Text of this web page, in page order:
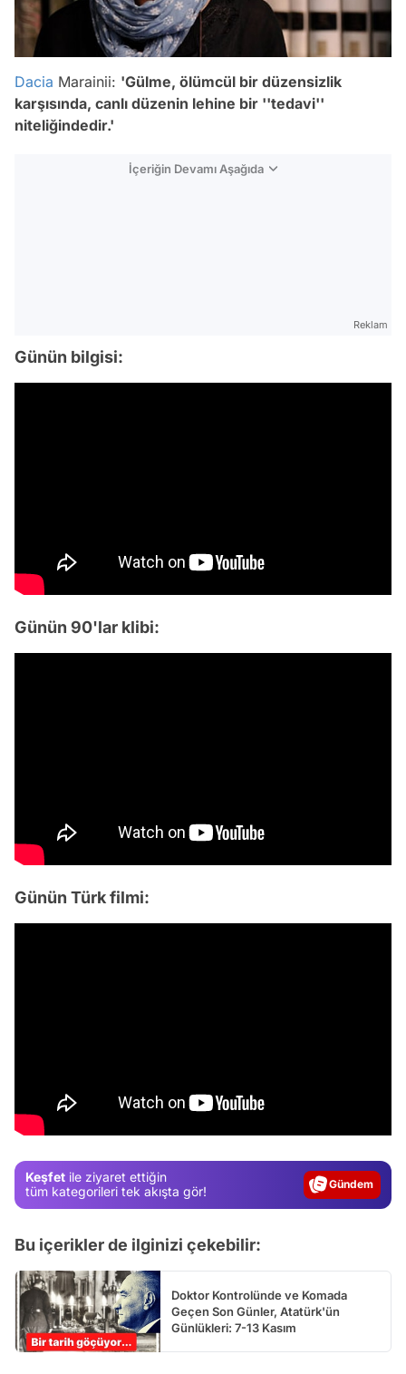
Dacia Marainii: 'Gülme, ölümcül bir düzensizlik
karşısında, canlı düzenin lehine bir ''tedavi''
niteliğindedir.'
İçeriğin Devamı Aşağıda
Reklam
Günün bilgisi:
Günün 90'lar klibi:
Günün Türk filmi:
Keşfet ile ziyaret ettiğin
tüm kategorileri tek akışta gör!
Gündem
Magazin
Bu içerikler de ilginizi çekebilir:
Doktor Kontrolünde ve Komada
Geçen Son Günler, Atatürk'ün
Günlükleri: 7-13 Kasım